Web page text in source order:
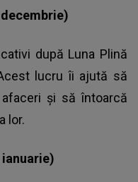
după Luna Plină
lucru îi ajută să
și să întoarcă
lor.